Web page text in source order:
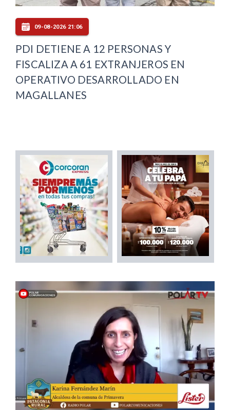
09-08-2026 21:06
PDI DETIENE A 12 PERSONAS Y
FISCALIZA A 61 EXTRANJEROS EN
OPERATIVO DESARROLLADO EN
MAGALLANES